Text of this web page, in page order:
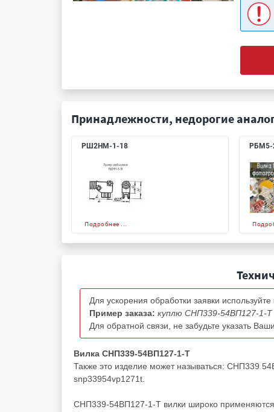
Принадлежности, недорогие
РШ2НМ-1-18
Подробнее ...
Для ускорения обработки заявки используйте
Пример заказа: куплю СНП339-54ВП127-1-
Для обратной связи, не забудьте указать
Вилка СНП339-54ВП127-1-Т
Также это изделие может называться: СНП339
snp33954vp1271t.
СНП339-54ВП127-1-Т вилки широко применяются